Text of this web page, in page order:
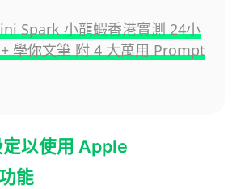
Spark 小龍蝦香港實測 24小
學你文筆 附 4 大萬用 Prompt
以使用 Apple
能